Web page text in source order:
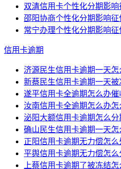
双清信用卡个性化分期影响
邵阳协商个性化分期影响征
常宁办理个性化分期影响征
信用卡逾期
济源民生信用卡逾期一天怎
新蔡民生信用卡逾期一天
遂平信用卡全逾期怎么办催
汝南信用卡全逾期怎么办怎
泌阳大额信用卡逾期怎么分
确山民生信用卡逾期一天怎
正阳信用卡逾期无力偿怎么
平舆信用卡逾期无力偿怎么
上蔡信用卡逾期了被冻结